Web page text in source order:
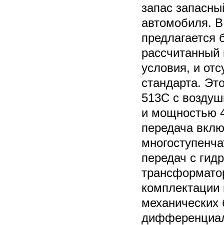
запас
автомобиля. В
предлагается
условия, и
стандарта.
513C с
и мощностью
передача
передач с
механических